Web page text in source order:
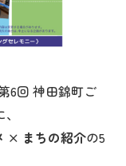
6回 神田錦町ご
× まちの紹介の5